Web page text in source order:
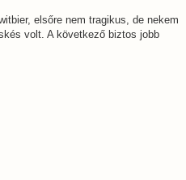
elsőre nem tragikus, de nekem
volt. A következő biztos jobb